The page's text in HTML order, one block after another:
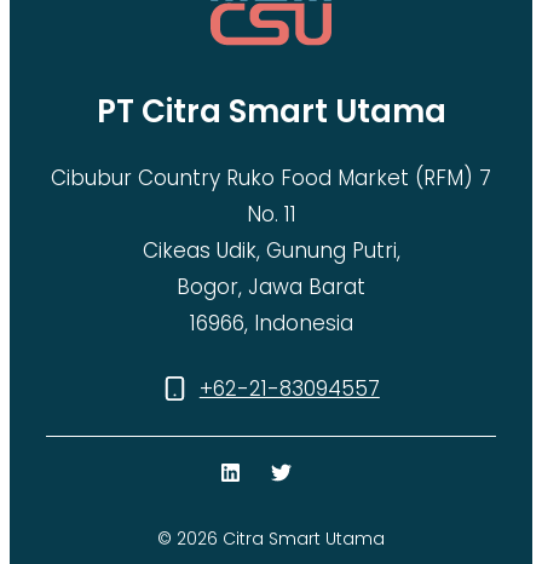
PT Citra Smart Utama
Cibubur Country Ruko Food Market (RFM) 7
No. 11
Cikeas Udik, Gunung Putri,
Bogor, Jawa Barat
16966, Indonesia
+62-21-83094557
© 2026 Citra Smart Utama